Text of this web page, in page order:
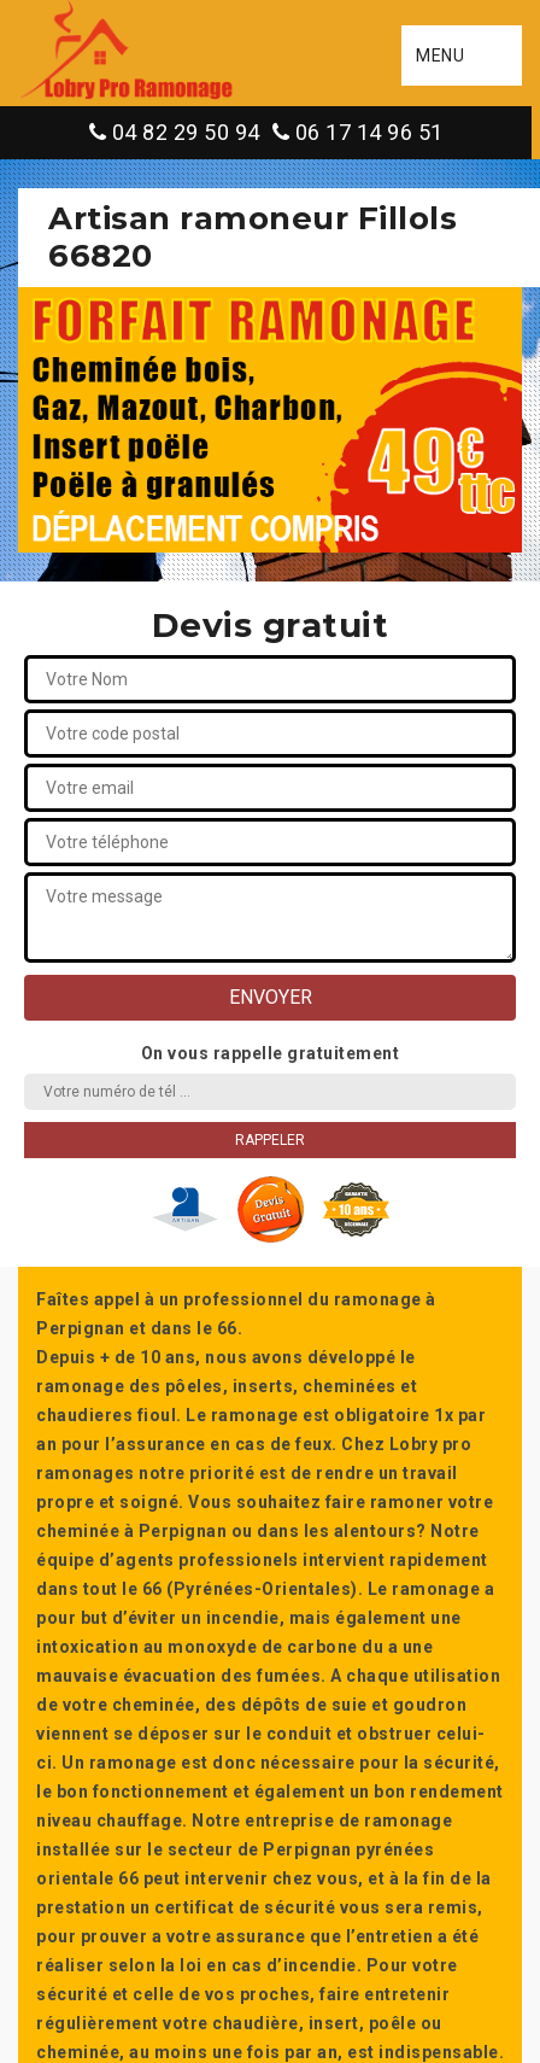
MENU
04 82 29 50 94 06 17 14 96 51
Artisan ramoneur Fillols
66820
Devis gratuit
On vous rappelle gratuitement
Faîtes appel à un professionnel du ramonage à
Perpignan et dans le 66.
Depuis + de 10 ans, nous avons développé le
ramonage des pôeles, inserts, cheminées et
chaudieres fioul. Le ramonage est obligatoire 1x par
an pour l’assurance en cas de feux. Chez Lobry pro
ramonages notre priorité est de rendre un travail
propre et soigné. Vous souhaitez faire ramoner votre
cheminée à Perpignan ou dans les alentours? Notre
équipe d’agents professionels intervient rapidement
dans tout le 66 (Pyrénées-Orientales). Le ramonage a
pour but d’éviter un incendie, mais également une
intoxication au monoxyde de carbone du a une
mauvaise évacuation des fumées. A chaque utilisation
de votre cheminée, des dépôts de suie et goudron
viennent se déposer sur le conduit et obstruer celui-
ci. Un ramonage est donc nécessaire pour la sécurité,
le bon fonctionnement et également un bon rendement
niveau chauffage. Notre entreprise de ramonage
installée sur le secteur de Perpignan pyrénées
orientale 66 peut intervenir chez vous, et à la fin de la
prestation un certificat de sécurité vous sera remis,
pour prouver a votre assurance que l’entretien a été
réaliser selon la loi en cas d’incendie. Pour votre
sécurité et celle de vos proches, faire entretenir
régulièrement votre chaudière, insert, poêle ou
cheminée, au moins une fois par an, est indispensable.